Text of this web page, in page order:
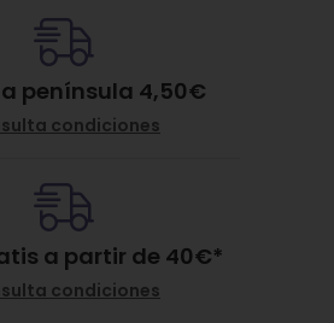
península 4,50€
condiciones
a partir de 40€*
condiciones